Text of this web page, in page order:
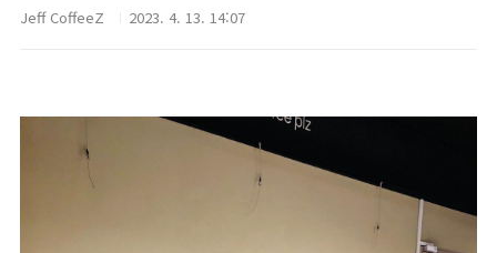
Jeff CoffeeZ 2023. 4. 13. 14:07